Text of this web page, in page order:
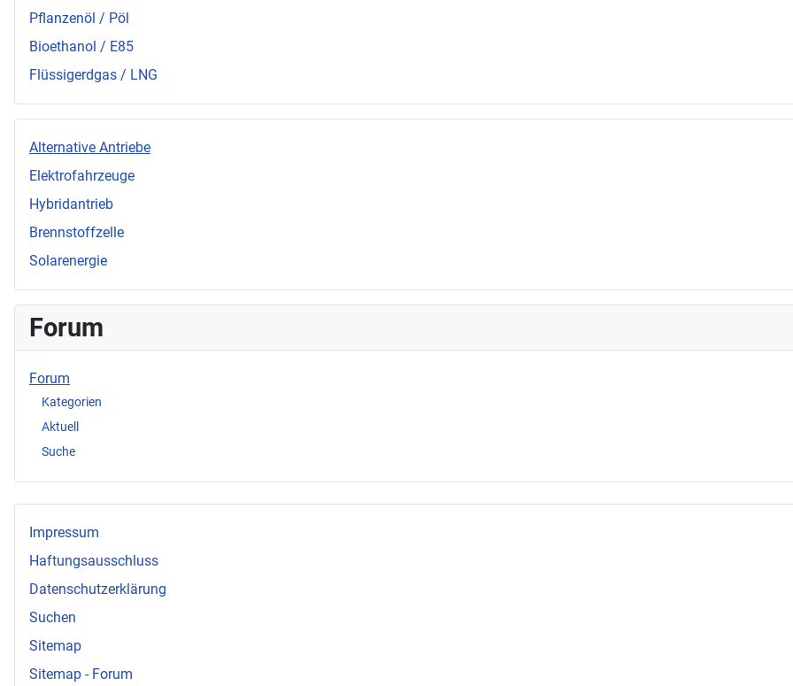
Pflanzenöl / Pöl
Bioethanol / E85
Flüssigerdgas / LNG
Alternative Antriebe
Elektrofahrzeuge
Hybridantrieb
Brennstoffzelle
Solarenergie
Forum
Forum
Kategorien
Aktuell
Suche
Impressum
Haftungsausschluss
Datenschutzerklärung
Suchen
Sitemap
Sitemap - Forum